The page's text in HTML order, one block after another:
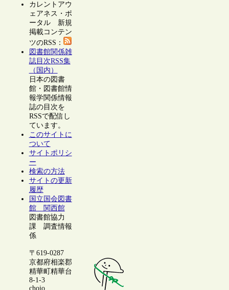
カレントアウ
ェアネス・ポ
ータル 新規
掲載コンテン
ツのRSS：
図書館関係雑
誌目次RSS集
（国内）
日本の図書
館・図書館情
報学関係情報
誌の目次を
RSSで配信し
ています。
このサイトに
ついて
サイトポリシ
ー
検索の方法
サイトの更新
履歴
国立国会図書
館 関西館
図書館協力
課 調査情報
係
〒619-0287
京都府相楽郡
精華町精華台
8-1-3
chojo